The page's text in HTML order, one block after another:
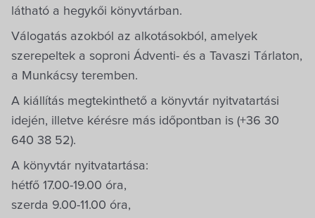
látható a hegykői könyvtárban.
Válogatás azokból az alkotásokból, amelyek
szerepeltek a soproni Ádventi- és a Tavaszi Tárlaton,
a Munkácsy teremben.
A kiállítás megtekinthető a könyvtár nyitvatartási
idején, illetve kérésre más időpontban is (+36 30
640 38 52).
A könyvtár nyitvatartása:
hétfő 17.00-19.00 óra,
szerda 9.00-11.00 óra,